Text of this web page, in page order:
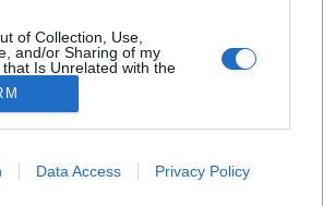
of Collection, Use,
and/or Sharing of my
Is Unrelated with the
it was collected.
Google to enable storage
Data Access Privacy Policy